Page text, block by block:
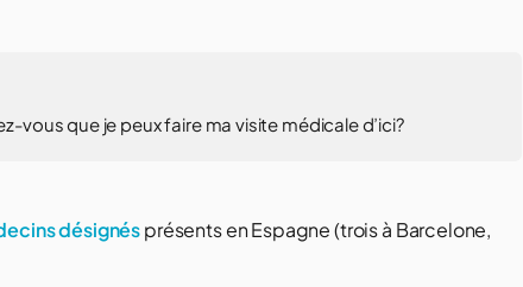
vous que je peux faire ma visite médicale d’ici?
désignésprésents en Espagne (trois à Barcelone,